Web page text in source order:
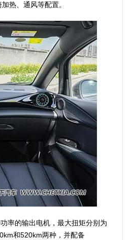
热、通风等配置。
的输出电机，最大扭矩分别为
和520km两种，并配备